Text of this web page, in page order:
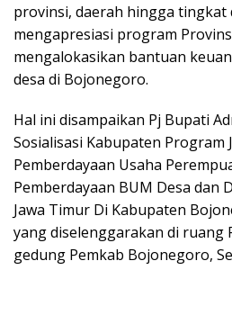
provinsi, daerah hingga tingkat
mengapresiasi program
mengalokasikan bantuan
desa di Bojonegoro.
Hal ini disampaikan Pj Bupati
Sosialisasi Kabupaten Program
Pemberdayaan Usaha
Pemberdayaan BUM Desa dan
Jawa Timur Di Kabupaten
yang diselenggarakan di ruang
gedung Pemkab Bojonegoro,